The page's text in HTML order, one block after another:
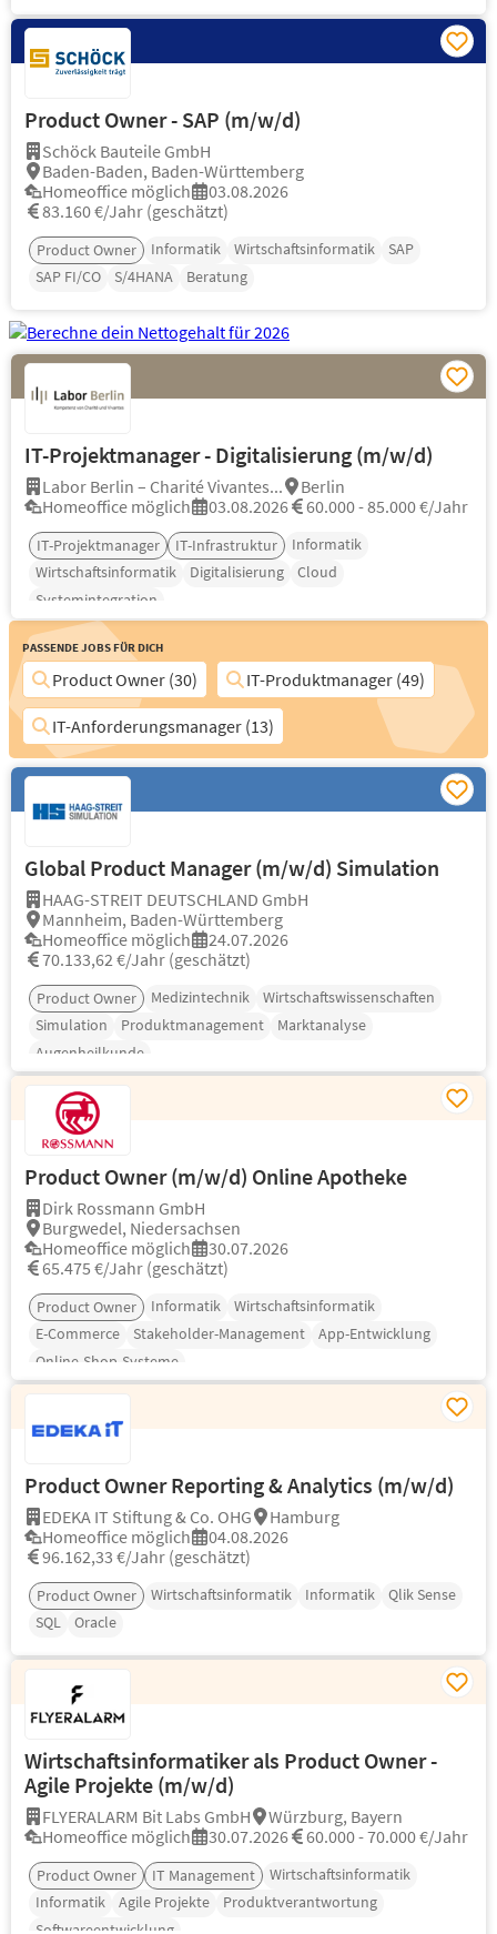
Product Owner - SAP (m/w/d)
Schöck Bauteile GmbH
Baden-Baden, Baden-Württemberg
Homeoffice möglich
03.08.2026
83.160 €/Jahr (geschätzt)
Product Owner Informatik Wirtschaftsinformatik
SAP
SAP FI/CO
S/4HANA Beratung
IT-Projektmanager - Digitalisierung (m/w/d)
Labor Berlin – Charité Vivantes...
Berlin
Homeoffice möglich
03.08.2026 60.000 - 85.000 €/Jahr
IT-Projektmanager IT-Infrastruktur
Informatik
Wirtschaftsinformatik
Digitalisierung
Cloud
Systemintegration
Passende Jobs für Dich
Product Owner (30)
IT-Produktmanager (49)
IT-Anforderungsmanager (13)
Global Product Manager (m/w/d) Simulation
HAAG-STREIT DEUTSCHLAND GmbH
Mannheim, Baden-Württemberg
Homeoffice möglich
24.07.2026
70.133,62 €/Jahr (geschätzt)
Product Owner Medizintechnik
Wirtschaftswissenschaften
Simulation
Produktmanagement
Marktanalyse
Augenheilkunde
Product Owner (m/w/d) Online Apotheke
Dirk Rossmann GmbH
Burgwedel, Niedersachsen
Homeoffice möglich
30.07.2026
65.475 €/Jahr (geschätzt)
Product Owner Informatik
Wirtschaftsinformatik
E-Commerce
Stakeholder-Management
App-Entwicklung
Online-Shop-Systeme
Product Owner Reporting & Analytics (m/w/d)
EDEKA IT Stiftung & Co. OHG
Hamburg
Homeoffice möglich
04.08.2026
96.162,33 €/Jahr (geschätzt)
Product Owner Wirtschaftsinformatik Informatik
Qlik Sense
SQL
Oracle
Wirtschaftsinformatiker als Product Owner -
Agile Projekte (m/w/d)
FLYERALARM Bit Labs GmbH
Würzburg, Bayern
Homeoffice möglich
30.07.2026 60.000 - 70.000 €/Jahr
Product Owner IT Management
Wirtschaftsinformatik
Informatik
Agile Projekte
Produktverantwortung
Softwareentwicklung